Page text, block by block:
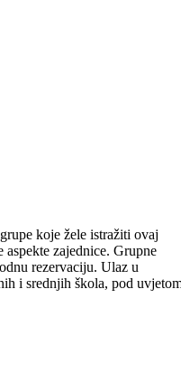
koje žele istražiti ovaj
zajednice. Grupne
rezervaciju. Ulaz u
i srednjih škola, pod